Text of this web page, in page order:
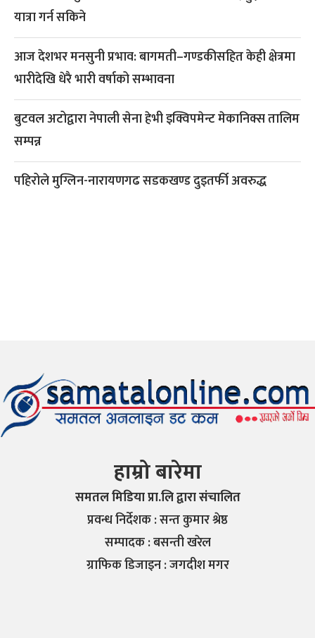
यात्रा गर्न सकिने
आज देशभर मनसुनी प्रभाव: बागमती–गण्डकीसहित केही क्षेत्रमा
भारीदेखि धेरै भारी वर्षाको सम्भावना
बुटवल अटोद्वारा नेपाली सेना हेभी इक्विपमेन्ट मेकानिक्स तालिम
सम्पन्न
पहिरोले मुग्लिन-नारायणगढ सडकखण्ड दुइतर्फी अवरुद्ध
हाम्रो बारेमा
समतल मिडिया प्रा.लि द्वारा संचालित
प्रवन्ध निर्देशक : सन्त कुमार श्रेष्ठ
सम्पादक : बसन्ती खरेल
ग्राफिक डिजाइन : जगदीश मगर